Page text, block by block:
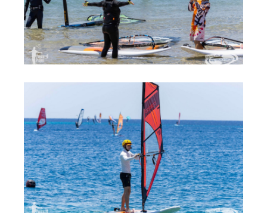
Ветратория Россия
Ветратория.Египет
Цены
Обучение виндсерфингу
Прокат оборудования
Прокат Винг Фоил
Продажа оборудования
Система скидок
Обучение кайтсерфингу